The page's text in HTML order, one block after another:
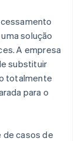
uma solução
A empresa
substituir
totalmente
para o
de casos de